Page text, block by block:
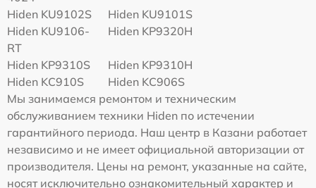
Hiden KU9102S
Hiden KU9101S
Hiden KU9106-
RT
Hiden KP9320H
Hiden KP9310S
Hiden KP9310H
Hiden KC910S
Hiden KC906S
Мы занимаемся ремонтом и техническим
обслуживанием техники Hiden по истечении
гарантийного периода. Наш центр в Казани работает
независимо и не имеет официальной авторизации от
производителя. Цены на ремонт, указанные на сайте,
носят исключительно ознакомительный характер и